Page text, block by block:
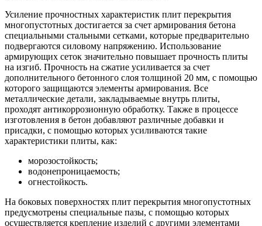
Усиление прочностных характеристик плит перекрытия
многопустотных достигается за счет армирования бетона
специальными стальными сетками, которые предварительно
подвергаются силовому напряжению. Использование
армирующих сеток значительно повышает прочность плиты
на изгиб. Прочность на сжатие усиливается за счет
дополнительного бетонного слоя толщиной 20 мм, с помощью
которого защищаются элементы армирования. Все
металлические детали, закладываемые внутрь плиты,
проходят антикоррозионную обработку. Также в процессе
изготовления в бетон добавляют различные добавки и
присадки, с помощью которых усиливаются такие
характеристики плиты, как:
морозостойкость;
водонепроницаемость;
огнестойкость.
На боковых поверхностях плит перекрытия многопустотных
предусмотрены специальные пазы, с помощью которых
осуществляется крепление изделий с другими элементами